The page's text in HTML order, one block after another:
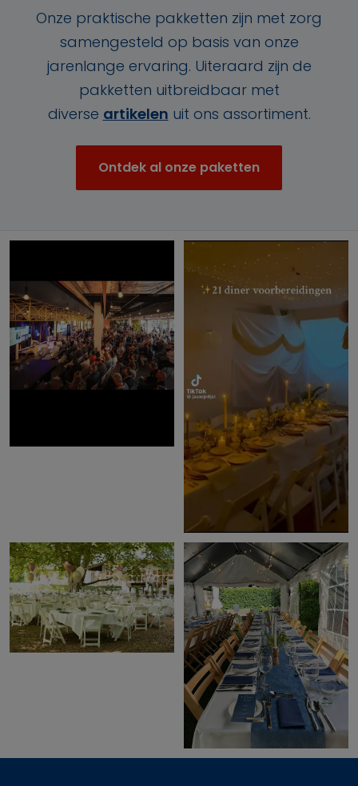
Onze praktische pakketten zijn met zorg
samengesteld op basis van onze
jarenlange ervaring. Uiteraard zijn de
pakketten uitbreidbaar met
diverse artikelen uit ons assortiment.
Ontdek al onze paketten